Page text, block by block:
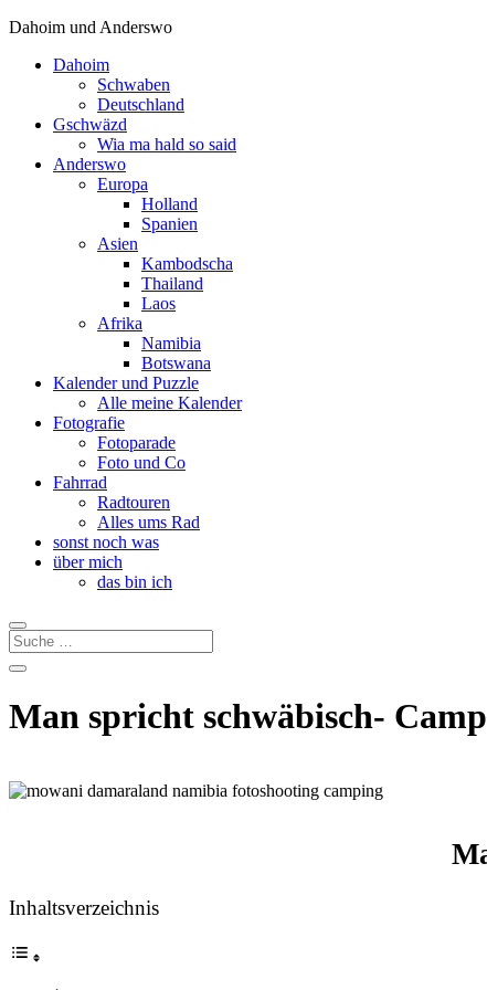
Dahoim und Anderswo
Dahoim
Schwaben
Deutschland
Gschwäzd
Wia ma hald so said
Anderswo
Europa
Holland
Spanien
Asien
Kambodscha
Thailand
Laos
Afrika
Namibia
Botswana
Kalender und Puzzle
Alle meine Kalender
Fotografie
Fotoparade
Foto und Co
Fahrrad
Radtouren
Alles ums Rad
sonst noch was
über mich
das bin ich
Man spricht schwäbisch-
Inhaltsverzeichnis